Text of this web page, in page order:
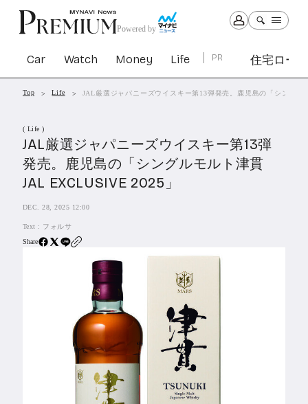
Powered by
Car Watch Money Life PR 住宅ロー
Car Watch Money Life
PR
住宅ローン
SBIネオトレード証券
Feature
Series
Top Life JAL厳選ジャパニーズウイスキー第13弾発売。鹿児島の「シング
( Life )
JAL厳選ジャパニーズウイスキー第13弾
発売。鹿児島の「シングルモルト津貫
JAL EXCLUSIVE 2025」
DEC. 28, 2025 12:00
Text : フォルサ
Share